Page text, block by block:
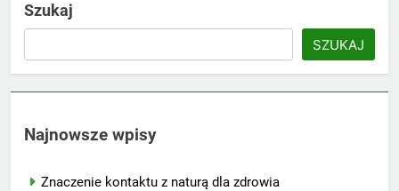
Szukaj
SZUKAJ
Najnowsze wpisy
Znaczenie kontaktu z naturą dla zdrowia